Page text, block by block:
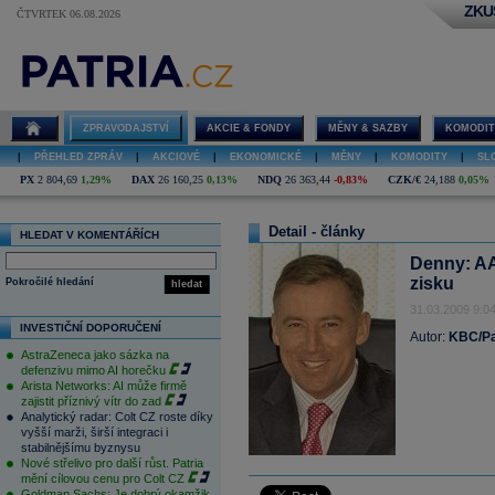
ČTVRTEK 06.08.2026
ZPRAVODAJSTVÍ AKCIE & FONDY MĚNY & SAZBY
PŘEHLED ZPRÁV AKCIOVÉ EKONOMICKÉ MĚNY KOMODITY
PX 2 804,69 1,29% DAX 26 160,25 0,13% NDQ 26 363,44 -0,83% CZK/€ 24,188 0,05%
HLEDAT V KOMENTÁŘÍCH
hledat
Pokročilé hledání
INVESTIČNÍ DOPORUČENÍ
AstraZeneca jako sázka na
defenzivu mimo AI horečku
Arista Networks: AI může firmě
zajistit příznivý vítr do zad
Analytický radar: Colt CZ roste díky
vyšší marži, širší integraci i
stabilnějšímu byznysu
Nové střelivo pro další růst. Patria
mění cílovou cenu pro Colt CZ
Detail - články
Denny:
zisku
31.03.2009 9:04
Autor: KBC/